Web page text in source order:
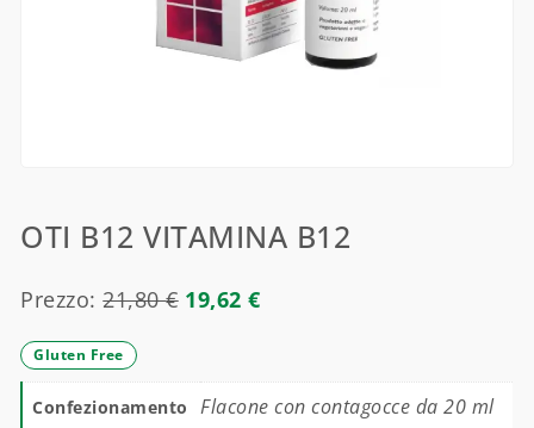
OTI B12 VITAMINA B12
Prezzo:21,80€ 19,62€
Gluten Free
Confezionamento Flacone con contagocce da 20 ml